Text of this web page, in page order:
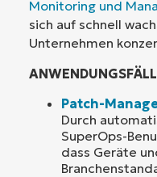
Monitoring und
sich auf schnell
Unternehmen
Patch-
Durch
SuperOps-
dass Geräte